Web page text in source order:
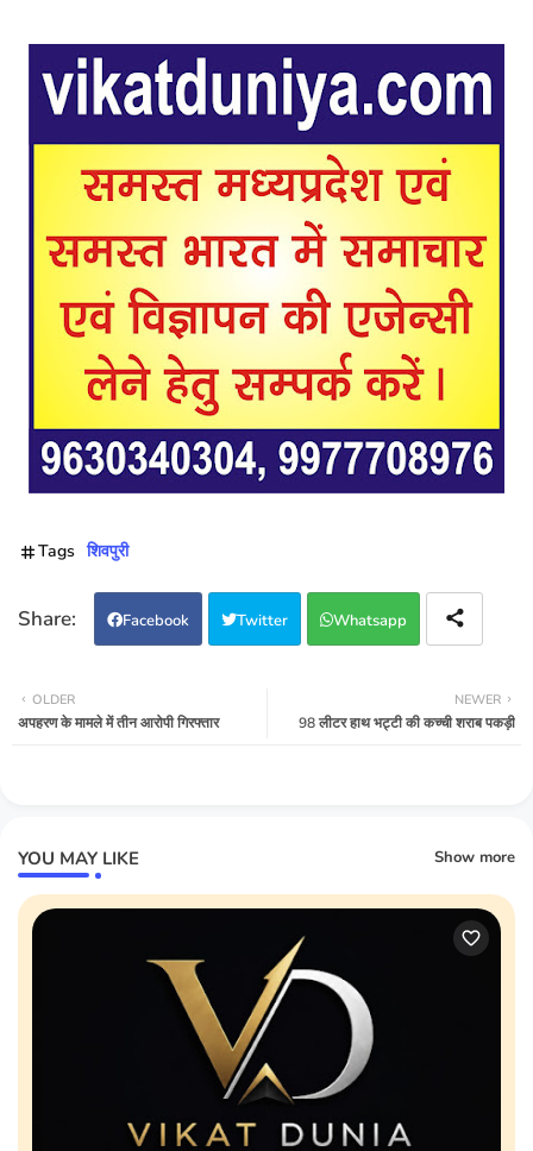
Tags शिवपुरी
Facebook Twitter Whatsapp
NEWER
98 लीटर हाथ भट्टी की कच्ची शराब पकड़ी
OLDER
अपहरण के मामले में तीन आरोपी गिरफ्तार
YOU MAY LIKE Show more